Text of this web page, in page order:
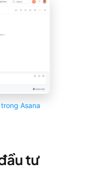
trong Asana
tư